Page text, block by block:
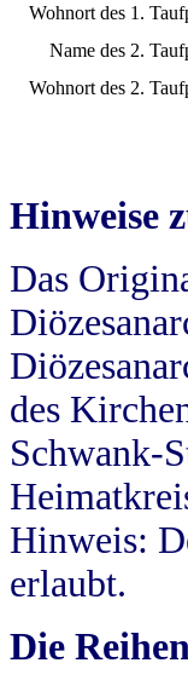
Wohnort des 1.
Name des 2.
Wohnort des 2.
Hinweise
Das
des
Schwank-
Hinweis:
erlaubt.
Die